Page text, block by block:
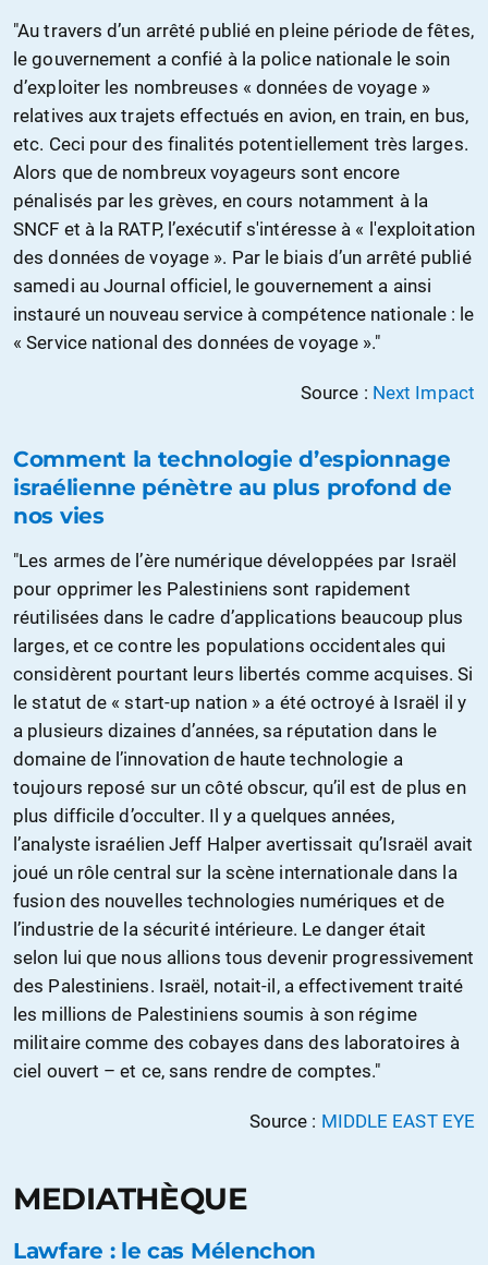
"Au travers d’un arrêté publié en pleine période de fêtes,
le gouvernement a confié à la police nationale le soin
d’exploiter les nombreuses « données de voyage »
relatives aux trajets effectués en avion, en train, en bus,
etc. Ceci pour des finalités potentiellement très larges.
Alors que de nombreux voyageurs sont encore
pénalisés par les grèves, en cours notamment à la
SNCF et à la RATP, l’exécutif s'intéresse à « l'exploitation
des données de voyage ». Par le biais d’un arrêté publié
samedi au Journal officiel, le gouvernement a ainsi
instauré un nouveau service à compétence nationale : le
« Service national des données de voyage »."
Source : Next Impact
Comment la technologie d’espionnage
israélienne pénètre au plus profond de
nos vies
"Les armes de l’ère numérique développées par Israël
pour opprimer les Palestiniens sont rapidement
réutilisées dans le cadre d’applications beaucoup plus
larges, et ce contre les populations occidentales qui
considèrent pourtant leurs libertés comme acquises. Si
le statut de « start-up nation » a été octroyé à Israël il y
a plusieurs dizaines d’années, sa réputation dans le
domaine de l’innovation de haute technologie a
toujours reposé sur un côté obscur, qu’il est de plus en
plus difficile d’occulter. Il y a quelques années,
l’analyste israélien Jeff Halper avertissait qu’Israël avait
joué un rôle central sur la scène internationale dans la
fusion des nouvelles technologies numériques et de
l’industrie de la sécurité intérieure. Le danger était
selon lui que nous allions tous devenir progressivement
des Palestiniens. Israël, notait-il, a effectivement traité
les millions de Palestiniens soumis à son régime
militaire comme des cobayes dans des laboratoires à
ciel ouvert – et ce, sans rendre de comptes."
Source : MIDDLE EAST EYE
MEDIATHÈQUE
Lawfare : le cas Mélenchon